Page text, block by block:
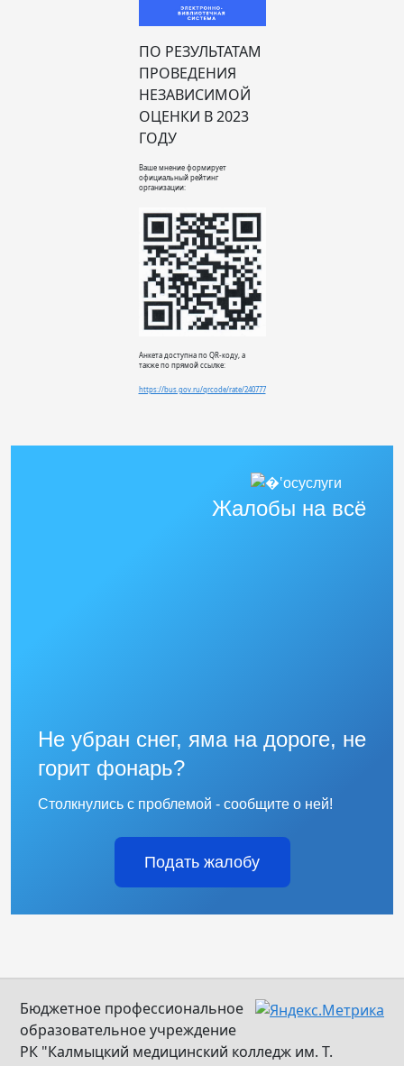
ПО РЕЗУЛЬТАТАМ
ПРОВЕДЕНИЯ
НЕЗАВИСИМОЙ
ОЦЕНКИ В 2023
ГОДУ
Ваше мнение формирует
официальный рейтинг
организации:
Анкета доступна по QR-коду, а
также по прямой ссылке:
https://bus.gov.ru/qrcode/rate/240777
Жалобы на всё
Не убран снег, яма на дороге, не
горит фонарь?
Столкнулись с проблемой - сообщите о ней!
Подать жалобу
Бюджетное профессиональное
образовательное учреждение
РК "Калмыцкий медицинский колледж им. Т.